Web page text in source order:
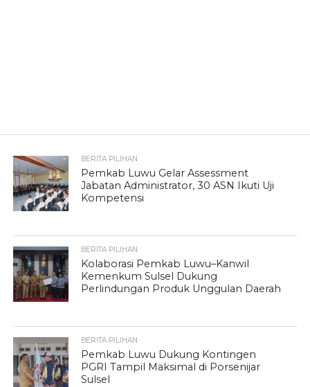
BERITA PILIHAN
Pemkab Luwu Gelar Assessment
Jabatan Administrator, 30 ASN Ikuti Uji
Kompetensi
BERITA PILIHAN
Kolaborasi Pemkab Luwu–Kanwil
Kemenkum Sulsel Dukung
Perlindungan Produk Unggulan Daerah
BERITA PILIHAN
Pemkab Luwu Dukung Kontingen
PGRI Tampil Maksimal di Porsenijar
Sulsel